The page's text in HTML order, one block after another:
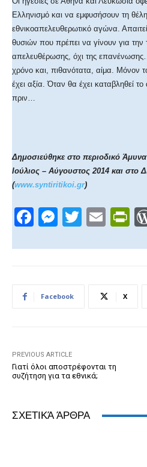
Ελληνισμό και να εμφυσήσουν τη
εθνικοαπελευθερωτικό αγώνα.
θυσιών που πρέπει να γίνουν για την
απελευθέρωσης, όχι της
χρόνο και, πιθανότατα, αίμα. Μόνον
έχει αξία. Όταν θα έχει καταβληθεί
πριν…
Δημοσιεύθηκε στο περιοδικό
Ιούλιος – Αύγουστος 2014 και στο
(www.syntiritikoi.gr)
F
c
b
k
M
ss
n
T
tt
E
ail tF
Facebook X
PREVIOUS ARTICLE
Γιατί όλοι αποστρέφονται τη
συζήτηση για τα εθνικά;
ΣΧΕΤΙΚΆ ΆΡΘΡΑ